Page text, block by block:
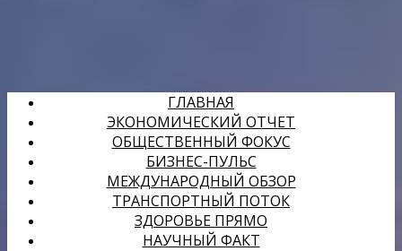
ГЛАВНАЯ
ЭКОНОМИЧЕСКИЙ ОТЧЕТ
ОБЩЕСТВЕННЫЙ ФОКУС
БИЗНЕС-ПУЛЬС
МЕЖДУНАРОДНЫЙ ОБЗОР
ТРАНСПОРТНЫЙ ПОТОК
ЗДОРОВЬЕ ПРЯМО
НАУЧНЫЙ ФАКТ